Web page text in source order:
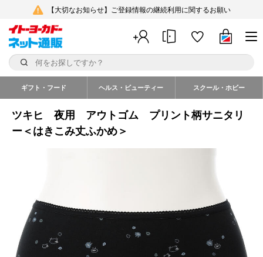
【大切なお知らせ】ご登録情報の継続利用に関するお願い
ギフト・フード ヘルス・ビューティー スクール・ホビー
ツキヒ 夜用 アウトゴム プリント柄サニタリ
ー＜はきこみ丈ふかめ＞